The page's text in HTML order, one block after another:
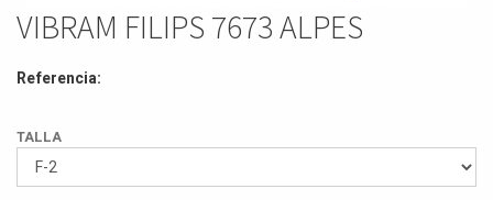
VIBRAM FILIPS 7673 ALPES
Referencia:
TALLA